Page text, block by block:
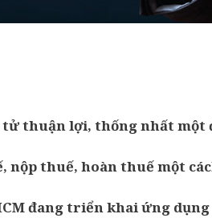
tử thuận lợi, thống nhất một
thuế, hoàn thuế một
đang triển khai ứng